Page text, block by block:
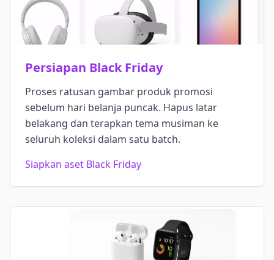
Persiapan Black Friday
Proses ratusan gambar produk promosi
sebelum hari belanja puncak. Hapus latar
belakang dan terapkan tema musiman ke
seluruh koleksi dalam satu batch.
Siapkan aset Black Friday